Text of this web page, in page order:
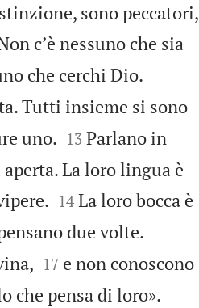
sono peccatori,
cʼè nessuno che sia
che cerchi Dio.
Tutti insieme si sono
uno.
13 Parlano in
La loro lingua è

14 La loro bocca è
due volte.

17 e non conoscono
che pensa di loro».